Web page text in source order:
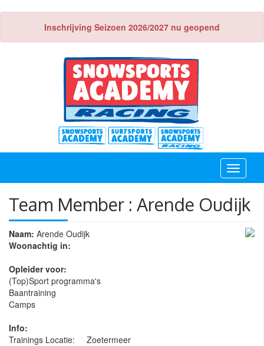
Inschrijving Seizoen 2026/2027 nu geopend
Toggle
Team Member : Arende Oudijk
Naam: Arende Oudijk
Woonachtig in:
Opleider voor:
(Top)Sport programma's
Baantraining
Camps
Info:
Trainings Locatie: Zoetermeer